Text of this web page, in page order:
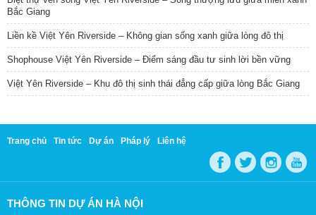
Bắc Giang
Liền kề Việt Yên Riverside – Không gian sống xanh giữa lòng đô thị
Shophouse Việt Yên Riverside – Điểm sáng đầu tư sinh lời bền vững
Việt Yên Riverside – Khu đô thị sinh thái đẳng cấp giữa lòng Bắc Giang
Trang chủ Tin tức Dự án Pháp lý Liên hệ
THÔNG TIN DỰ ÁN HÀ NỘI